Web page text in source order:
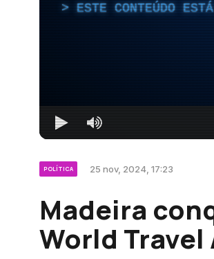
ESTE CONTEÚDO
POLÍTICA 25 nov, 2024, 17:23
Madeira
World